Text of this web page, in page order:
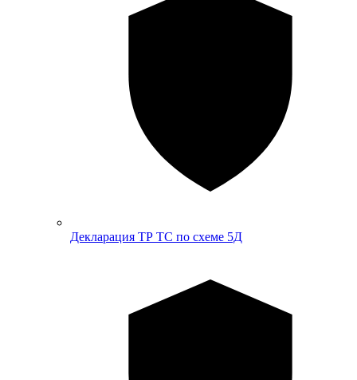
Декларация ТР ТС по схеме 5Д